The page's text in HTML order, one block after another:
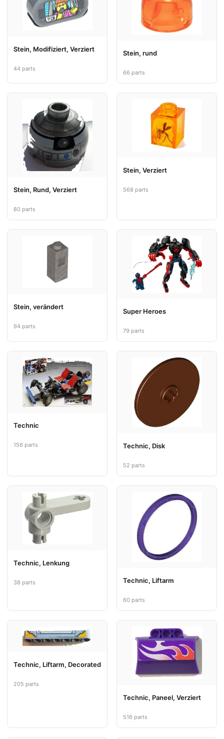
Stein, Modifiziert, Verziert
44 parts
Stein, rund
66 parts
Stein, Rund, Verziert
80 parts
Stein, Verziert
568 parts
Stein, verändert
94 parts
Super Heroes
79 parts
Technic
156 parts Technic, Disk
52 parts
Technic, Lenkung
38 parts Technic, Liftarm
60 parts
Technic, Liftarm, Decorated
205 parts
Technic, Paneel, Verziert
516 parts